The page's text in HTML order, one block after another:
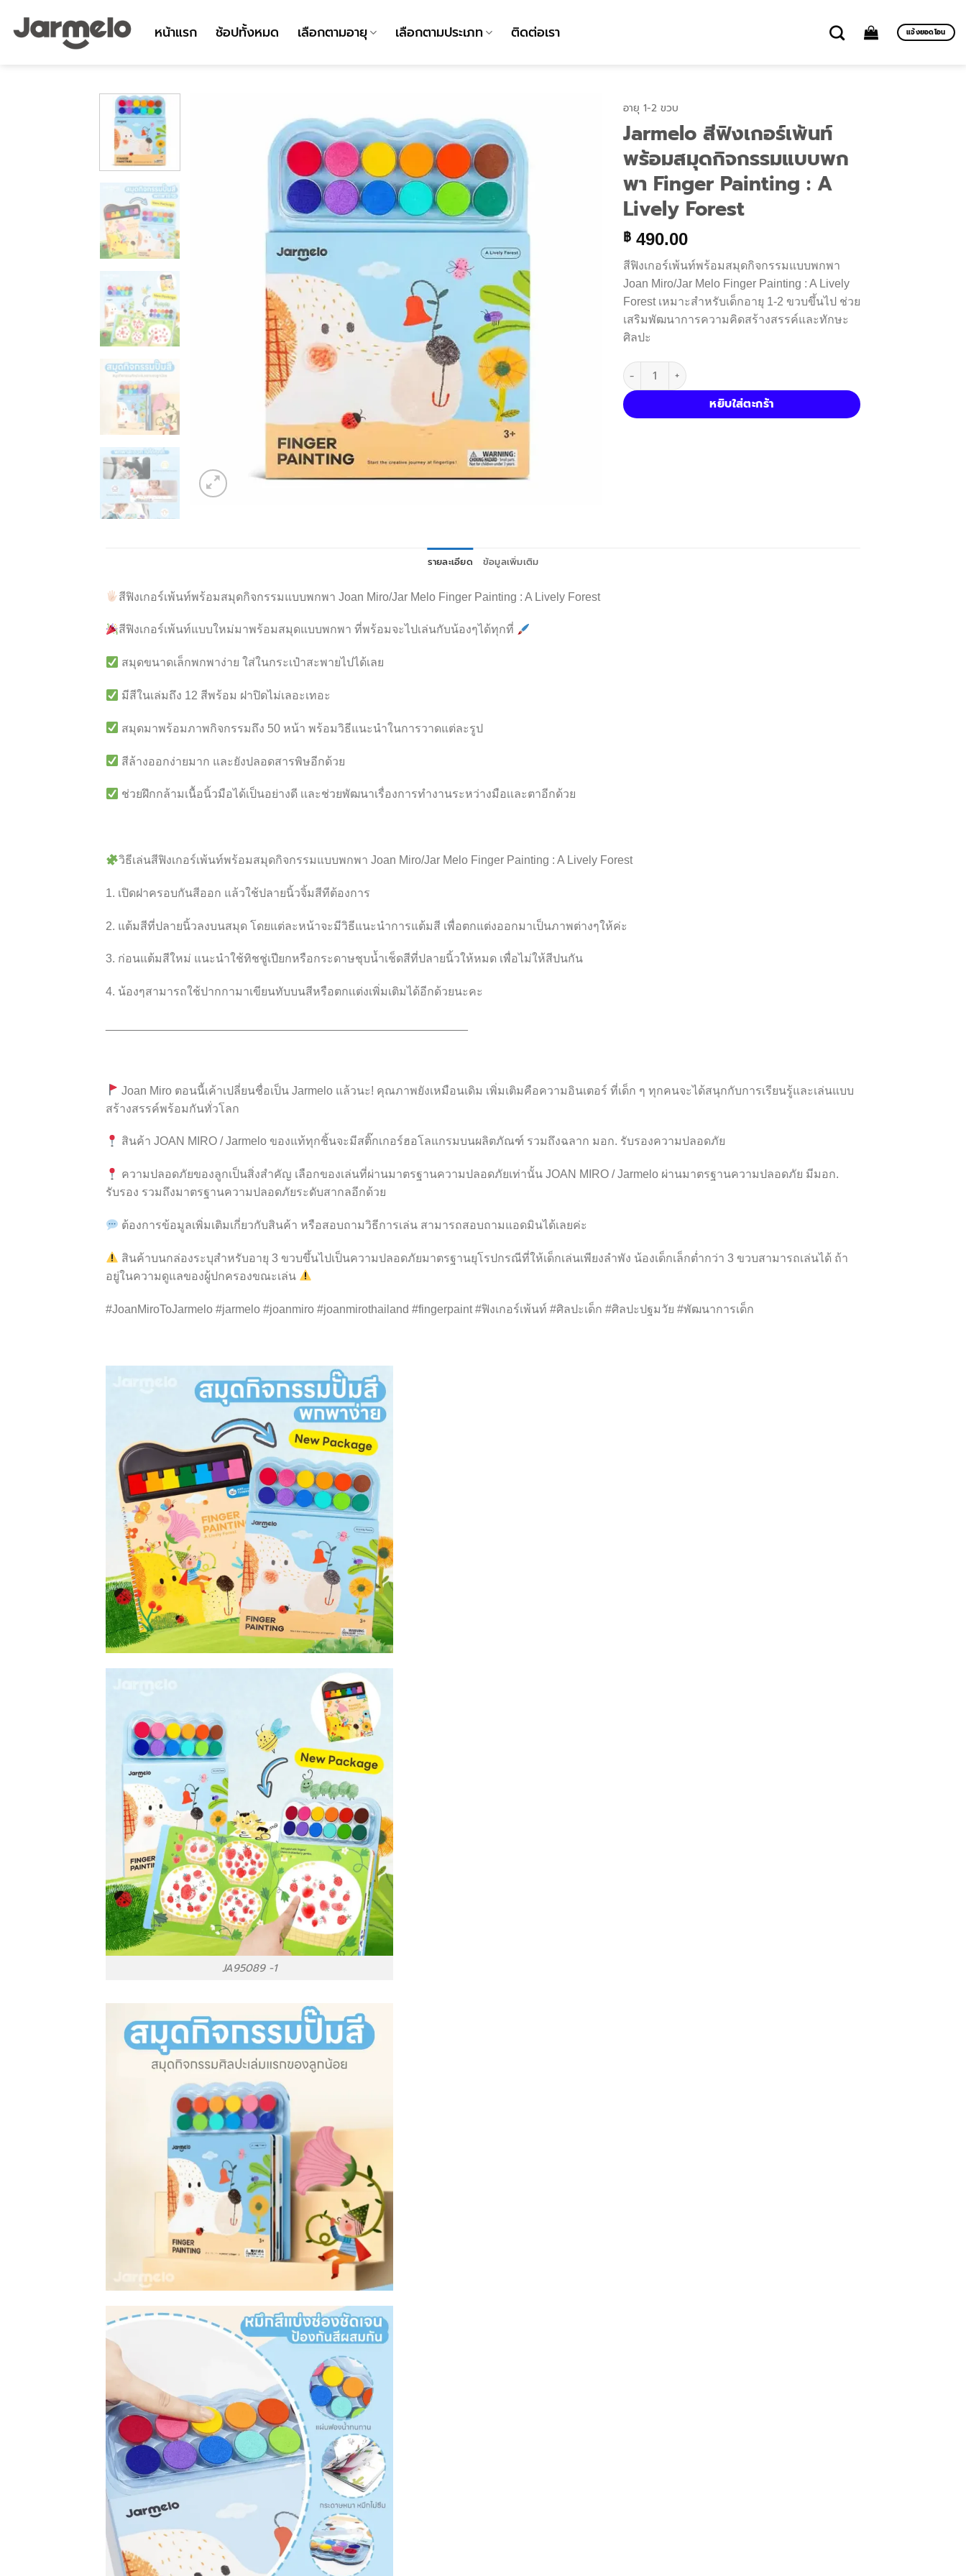
หน้าแรก ช้อปทั้งหมด เลือกตามอายุ เลือกตามประเภท ติดต่อเรา แจ้งยอดโอน
อายุ 1-2 ขวบ
Jarmelo สีฟิงเกอร์เพ้นท์
พร้อมสมุดกิจกรรมแบบพก
พา Finger Painting : A
Lively Forest
฿ 490.00
สีฟิงเกอร์เพ้นท์พร้อมสมุดกิจกรรมแบบพกพา
Joan Miro/Jar Melo Finger Painting : A Lively
Forest เหมาะสำหรับเด็กอายุ 1-2 ขวบขึ้นไป ช่วย
เสริมพัฒนาการความคิดสร้างสรรค์และทักษะ
ศิลปะ
จำนวน Jarmelo สีฟิงเกอร์เพ้นท์พร้อมสมุดกิจกรรมแบบพกพา Finger
หยิบใส่ตะกร้า
รายละเอียด ข้อมูลเพิ่มเติม
สีฟิงเกอร์เพ้นท์พร้อมสมุดกิจกรรมแบบพกพา Joan Miro/Jar Melo Finger Painting : A Lively Forest
สีฟิงเกอร์เพ้นท์แบบใหม่มาพร้อมสมุดแบบพกพา ที่พร้อมจะไปเล่นกับน้องๆได้ทุกที่
สมุดขนาดเล็กพกพาง่าย ใส่ในกระเป๋าสะพายไปได้เลย
มีสีในเล่มถึง 12 สีพร้อม ฝาปิดไม่เลอะเทอะ
สมุดมาพร้อมภาพกิจกรรมถึง 50 หน้า พร้อมวิธีแนะนำในการวาดแต่ละรูป
สีล้างออกง่ายมาก และยังปลอดสารพิษอีกด้วย
ช่วยฝึกกล้ามเนื้อนิ้วมือได้เป็นอย่างดี เเละช่วยพัฒนาเรื่องการทำงานระหว่างมือเเละตาอีกด้วย
วิธีเล่นสีฟิงเกอร์เพ้นท์พร้อมสมุดกิจกรรมแบบพกพา Joan Miro/Jar Melo Finger Painting : A Lively Forest
1. เปิดฝาครอบกันสีออก แล้วใช้ปลายนิ้วจิ้มสีทีต้องการ
2. แต้มสีที่ปลายนิ้วลงบนสมุด โดยแต่ละหน้าจะมีวิธีแนะนำการแต้มสี เพื่อตกแต่งออกมาเป็นภาพต่างๆให้ค่ะ
3. ก่อนแต้มสีใหม่ แนะนำใช้ทิชชู่เปียกหรือกระดาษชุบน้ำเช็ดสีที่ปลายนิ้วให้หมด เพื่อไม่ให้สีปนกัน
4. น้องๆสามารถใช้ปากกามาเขียนทับบนสีหรือตกเเต่งเพิ่มเติมได้อีกด้วยนะคะ
Joan Miro ตอนนี้เค้าเปลี่ยนชื่อเป็น Jarmelo แล้วนะ! คุณภาพยังเหมือนเดิม เพิ่มเติมคือความอินเตอร์ ที่เด็ก ๆ ทุกคนจะได้สนุกกับการเรียนรู้และเล่นแบบ
สร้างสรรค์พร้อมกันทั่วโลก
สินค้า JOAN MIRO / Jarmelo ของแท้ทุกชิ้นจะมีสติ๊กเกอร์ฮอโลแกรมบนผลิตภัณฑ์ รวมถึงฉลาก มอก. รับรองความปลอดภัย
ความปลอดภัยของลูกเป็นสิ่งสำคัญ เลือกของเล่นที่ผ่านมาตรฐานความปลอดภัยเท่านั้น JOAN MIRO / Jarmelo ผ่านมาตรฐานความปลอดภัย มีมอก.
รับรอง รวมถึงมาตรฐานความปลอดภัยระดับสากลอีกด้วย
ต้องการข้อมูลเพิ่มเติมเกี่ยวกับสินค้า หรือสอบถามวิธีการเล่น สามารถสอบถามแอดมินได้เลยค่ะ
สินค้าบนกล่องระบุสำหรับอายุ 3 ขวบขึ้นไปเป็นความปลอดภัยมาตรฐานยุโรปกรณีที่ให้เด็กเล่นเพียงลำพัง น้องเด็กเล็กต่ำกว่า 3 ขวบสามารถเล่นได้ ถ้า
อยู่ในความดูแลของผู้ปกครองขณะเล่น
#JoanMiroToJarmelo #jarmelo #joanmiro #joanmirothailand #fingerpaint #ฟิงเกอร์เพ้นท์ #ศิลปะเด็ก #ศิลปะปฐมวัย #พัฒนาการเด็ก
JA95089 -1